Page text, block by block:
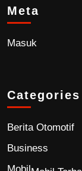
Meta
Masuk
Categories
Berita Otomotif
Business